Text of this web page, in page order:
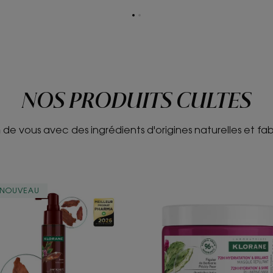
Aller
NOS PRODUITS CULTES
de vous avec des ingrédients d'origines naturelles et
Traitement
fortifiant
intense
NOUVEAU
Figuier
de
Barbarie